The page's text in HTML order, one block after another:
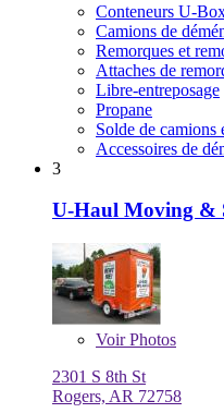
Conteneurs U-
Camions de
Remorques et
Attaches de
Libre-entreposage
Propane
Solde de camions
Accessoires de
3
U-Haul Moving &
VoirPhotos
2301 S 8th St
Rogers, AR 72758